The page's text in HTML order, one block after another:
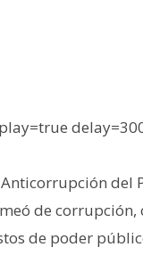
del
de
de poder